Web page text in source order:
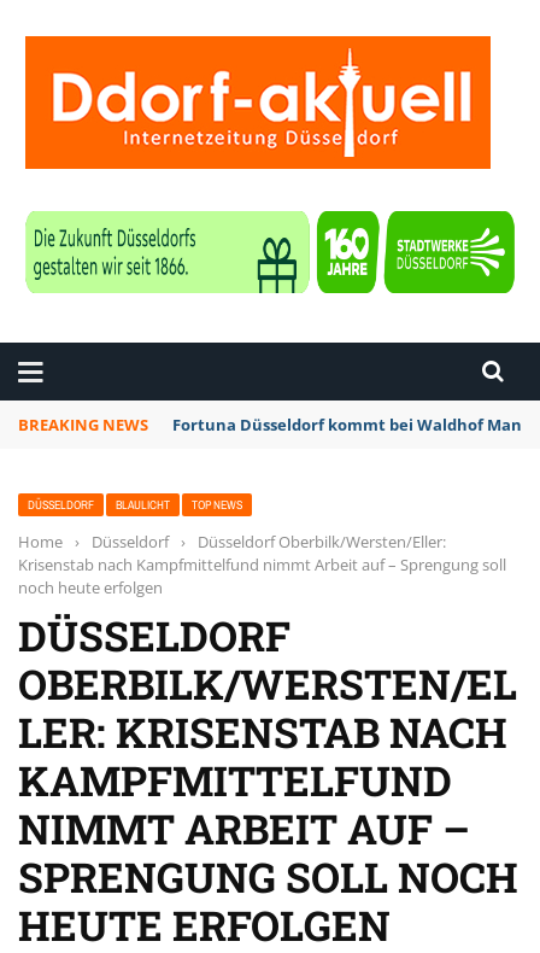
BREAKING NEWS Fortuna Düsseldorf kommt bei Waldhof
DÜSSELDORF BLAULICHT TOP NEWS
Home › Düsseldorf ›
Düsseldorf Oberbilk/Wersten/Eller:
Krisenstab nach Kampfmittelfund nimmt Arbeit auf – Sprengung soll
noch heute erfolgen
DÜSSELDORF
OBERBILK/WERSTEN/EL
LER: KRISENSTAB NACH
KAMPFMITTELFUND
NIMMT ARBEIT AUF –
SPRENGUNG SOLL NOCH
HEUTE ERFOLGEN